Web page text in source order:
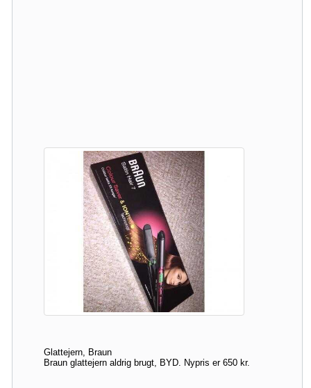
Glattejern, Braun
Braun glattejern aldrig brugt, BYD. Nypris er 650 kr.